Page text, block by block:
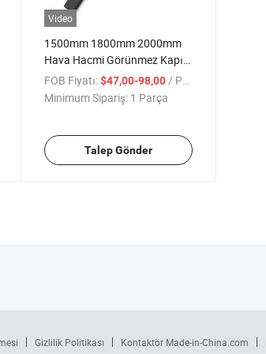
Video
1500mm 1800mm 2000mm
Hava Hacmi Görünmez Kapı
Perdesi Çapraz Akış Hava
Perdesi
FOB Fiyatı: $47,00-98,00 / Parça
Minimum Sipariş: 1 Parça
Talep Gönder
Gizlilik Politikası Kontaktör Made-in-China.com